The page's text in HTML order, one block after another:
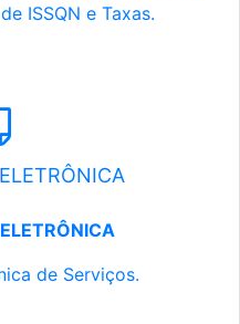
ISSQN e Taxas.
de Serviços.